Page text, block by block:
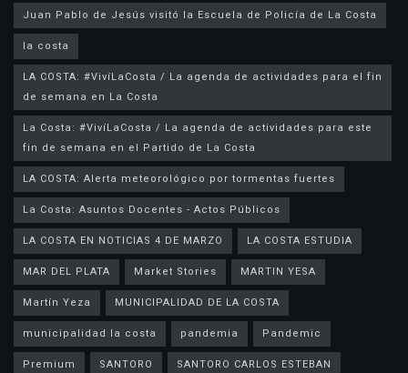
la costa
LA COSTA: #VivíLaCosta / La agenda de actividades para el fin
de semana en La Costa
La Costa: #VivíLaCosta / La agenda de actividades para este
fin de semana en el Partido de La Costa
LA COSTA: Alerta meteorológico por tormentas fuertes
La Costa: Asuntos Docentes - Actos Públicos
LA COSTA EN NOTICIAS 4 DE MARZO
LA COSTA ESTUDIA
MAR DEL PLATA
Market Stories
MARTIN YESA
Martín Yeza
MUNICIPALIDAD DE LA COSTA
municipalidad la costa
pandemia
Pandemic
Premium
SANTORO
SANTORO CARLOS ESTEBAN